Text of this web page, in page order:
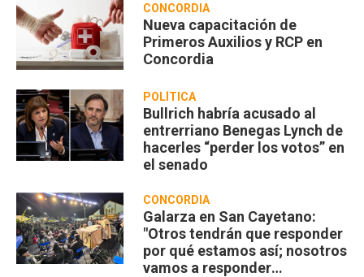
CONCORDIA
Nueva capacitación de
Primeros Auxilios y RCP en
Concordia
POLÍTICA
Bullrich habría acusado al
entrerriano Benegas Lynch de
hacerles “perder los votos” en
el senado
CONCORDIA
Galarza en San Cayetano:
"Otros tendrán que responder
por qué estamos así; nosotros
vamos a responder